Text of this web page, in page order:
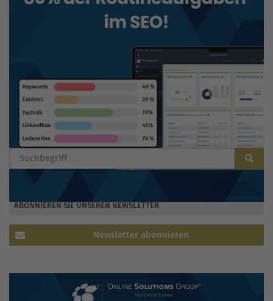
BLOG DURCHSUCHEN
ABONNIEREN SIE UNSEREN NEWSLETTER
Newsletter abonnieren